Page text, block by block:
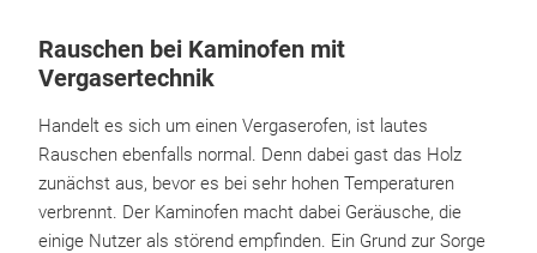
Rauschen bei Kaminofen mit
Vergasertechnik
Handelt es sich um einen Vergaserofen, ist lautes
Rauschen ebenfalls normal. Denn dabei gast das Holz
zunächst aus, bevor es bei sehr hohen Temperaturen
verbrennt. Der Kaminofen macht dabei Geräusche, die
einige Nutzer als störend empfinden. Ein Grund zur Sorge